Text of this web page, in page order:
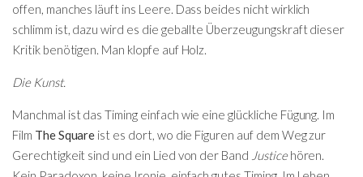
offen, manches läuft ins Leere. Dass beides nicht wirklich
schlimm ist, dazu wird es die geballte Überzeugungskraft dieser
Kritik benötigen. Man klopfe auf Holz.
Die Kunst.
Manchmal ist das Timing einfach wie eine glückliche Fügung. Im
Film The Square ist es dort, wo die Figuren auf dem Weg zur
Gerechtigkeit sind und ein Lied von der Band Justicehören.